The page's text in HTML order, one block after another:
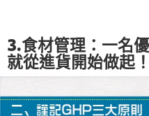
3.食材管理：一名
就從進貨開始做起！